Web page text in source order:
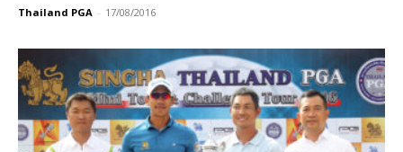
Thailand PGA - 17/08/2016